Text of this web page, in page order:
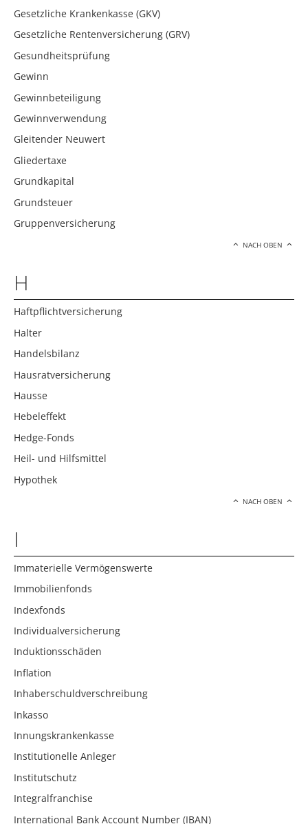
Gesetzliche Krankenkasse (GKV)
Gesetzliche Rentenversicherung (GRV)
Gesundheitsprüfung
Gewinn
Gewinnbeteiligung
Gewinnverwendung
Gleitender Neuwert
Gliedertaxe
Grundkapital
Grundsteuer
Gruppenversicherung
NACH OBEN
H
Haftpflichtversicherung
Halter
Handelsbilanz
Hausratversicherung
Hausse
Hebeleffekt
Hedge-Fonds
Heil- und Hilfsmittel
Hypothek
NACH OBEN
I
Immaterielle Vermögenswerte
Immobilienfonds
Indexfonds
Individualversicherung
Induktionsschäden
Inflation
Inhaberschuldverschreibung
Inkasso
Innungskrankenkasse
Institutionelle Anleger
Institutschutz
Integralfranchise
International Bank Account Number (IBAN)